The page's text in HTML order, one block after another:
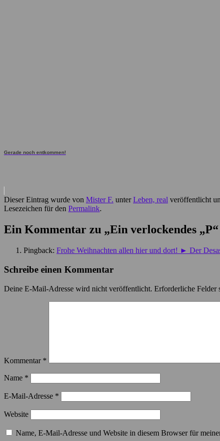
Gerade noch entkommen!
Dieser Eintrag wurde von Mister F. unterLeben, real veröffentlicht
Lesezeichen für den Permalink.
Ein Kommentar zu „Ein verlockendes
Pingback: Frohe Weihnachten allen hier und dort! ► Der
Schreibe einen Kommentar
Deine E-Mail-Adresse wird nicht veröffentlicht. Erforderliche Felder
Kommentar *
Name *
E-Mail-Adresse *
Website
Name, E-Mail-Adresse und Website in diesem Browser für